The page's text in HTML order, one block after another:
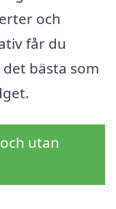
och
får du
bästa som
utan